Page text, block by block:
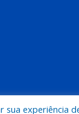
sua experiência